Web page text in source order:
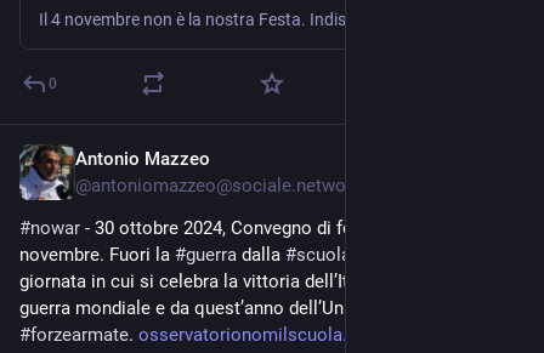
0
Antonio Mazzeo
@antoniomazzeo@sociale.network
#nowar - 30 ottobre 2024, Convegno di formazione “4
novembre. Fuori la #guerra dalla #scuola
giornata in cui si celebra la vittoria dell’Italia nella Prima
#forzearmate. osservatorionomilscuola.com/20